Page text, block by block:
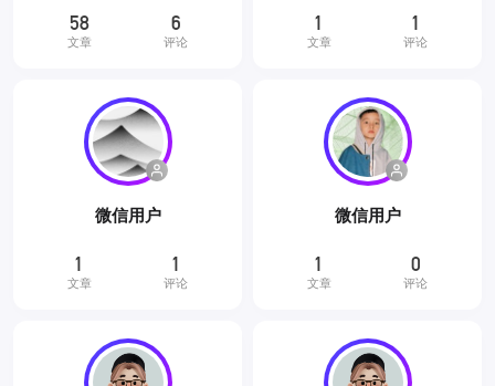
58
文章
6
评论
1
文章
1
评论
微信用户
1
文章
1
评论
微信用户
1
文章
0
评论